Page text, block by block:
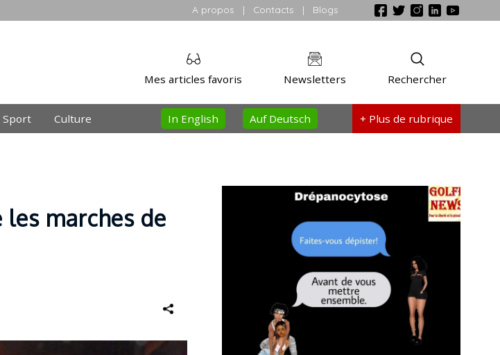
A propos | Contacts | Blogs
Rechercher
Newsletters
Mes articles favoris
Sport Culture + Plus de rubrique
Auf Deutsch
In English
les marches de